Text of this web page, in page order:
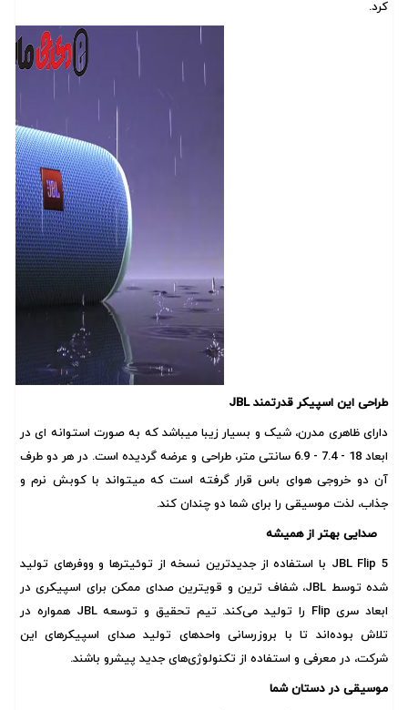
کرد.
طراحی این اسپیکر قدرتمند JBL
دارای ظاهری مدرن، شیک و بسیار زیبا میباشد که به صورت استوانه ای در
ابعاد 18 - 7.4 - 6.9 سانتی متر، طراحی و عرضه گردیده است. در هر دو طرف
آن دو خروجی هوای باس قرار گرفته است که میتواند با کوبش نرم و
جذاب، لذت موسیقی را برای شما دو چندان کند.
صدایی بهتر از همیشه
JBL Flip 5 با استفاده از جدیدترین نسخه از توئیترها و ووفرهای تولید
شده توسط JBL، شفاف ترین و قویترین صدای ممکن برای اسپیکری در
ابعاد سری Flip را تولید می‌کند. تیم تحقیق و توسعه JBL همواره در
تلاش بوده‌اند تا با بروزرسانی واحدهای تولید صدای اسپیکرهای این
شرکت، در معرفی و استفاده از تکنولوژی‌های جدید پیشرو باشند.
موسیقی در دستان شما